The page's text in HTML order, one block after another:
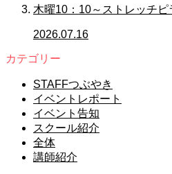
木曜10：10～ストレッチ
2026.07.16
カテゴリー
STAFFつぶやき
イベントレポート
イベント告知
スクール紹介
全体
講師紹介